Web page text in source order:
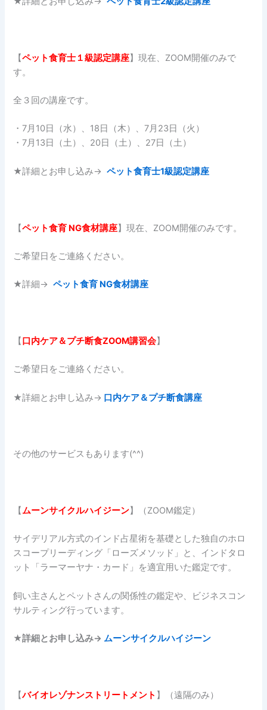
【ペット食育士１級認定講座】現在、ZOOM開催のみで
す。
全３回の講座です。
・7月10日（水）、18日（木）、7月23日（火）
・7月13日（土）、20日（土）、27日（土）
★詳細とお申し込み→ペット食育士1級認定講座
【ペット食育 NG食材講座】現在、ZOOM開催のみです。
ご希望日をご連絡ください。
★詳細→ペット食育 NG食材講座
【口内ケア＆プチ断食ZOOM講習会】
ご希望日をご連絡ください。
★詳細とお申し込み→ 口内ケア＆プチ断食講座
その他のサービスもあります(^^)
【ムーンサイクルハイジーン】（ZOOM鑑定）
サイデリアル方式のインド占星術を基礎とした独自のホロ
スコープリーディング「ローズメソッド」と、インドタロ
ット「ラーマーヤナ・カード」を適宜用いた鑑定です。
飼い主さんとペットさんの関係性の鑑定や、ビジネスコン
サルティング行っています。
★詳細とお申し込み→ ムーンサイクルハイジーン
【バイオレゾナンストリートメント 】（遠隔のみ）